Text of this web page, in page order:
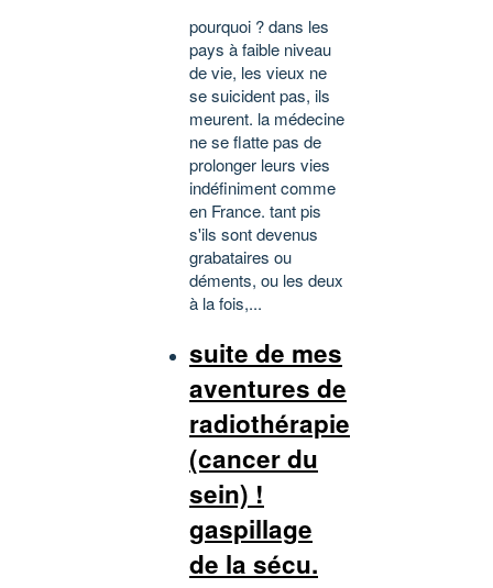
pourquoi ? dans les
pays à faible niveau
de vie, les vieux ne
se suicident pas, ils
meurent. la médecine
ne se flatte pas de
prolonger leurs vies
indéfiniment comme
en France. tant pis
s'ils sont devenus
grabataires ou
déments, ou les deux
à la fois,...
suite de mes
aventures de
radiothérapie
(cancer du
sein) !
gaspillage
de la sécu.